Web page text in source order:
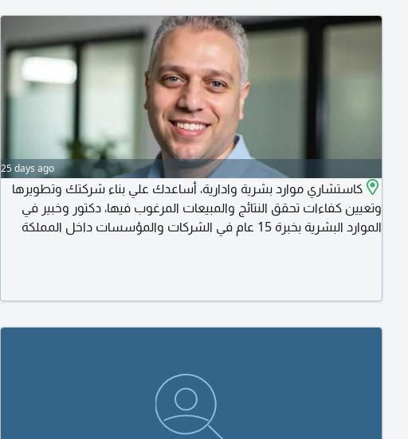
25 days ago
كاستشاري موارد بشرية وادارية، أساعدك علي بناء شركتك وتطويرها
وتعيين كفاءات تحقق النتائج والمبيعات المرغوب فيها، دكتور وخبير في
الموارد البشرية بخبرة 15 عام في الشركات والمؤسسات داخل المملكة